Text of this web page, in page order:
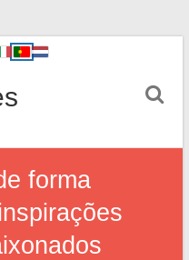
forma